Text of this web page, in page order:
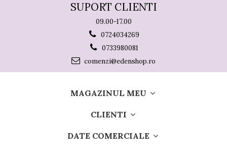
SUPORT CLIENTI
09.00-17.00
0724034269
0733980081
comenzi@edenshop.ro
MAGAZINUL MEU
CLIENTI
DATE COMERCIALE